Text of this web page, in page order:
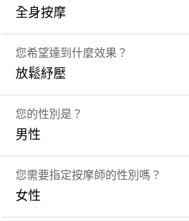
全身按摩
您希望達到什麼效果？
放鬆紓壓
您的性別是？
男性
您需要指定按摩師的性別嗎？
女性